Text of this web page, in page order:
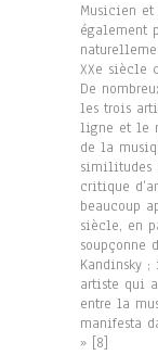
Musicien et
également
XXe siècle
De
les trois
ligne et le
de la
similitudes
critique
beaucoup
siècle, en
soupçonne
Kandinsky
artiste qui
entre la
manifesta
» [8]